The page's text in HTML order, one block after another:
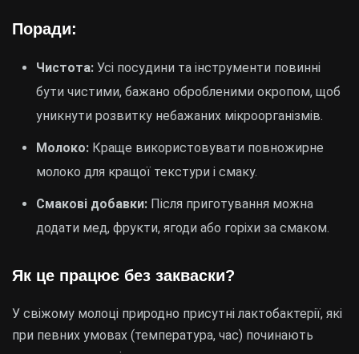
Поради:
Чистота: Усі посудини та інструменти повинні
бути чистими, бажано обробленими окропом, щоб
уникнути розвитку небажаних мікроорганізмів.
Молоко: Краще використовувати повножирне
молоко для кращої текстури і смаку.
Смакові добавки: Після приготування можна
додати мед, фрукти, ягоди або горіхи за смаком.
Як це працює без закваски?
У свіжому молоці природно присутні лактобактерії, які
при певних умовах (температура, час) починають